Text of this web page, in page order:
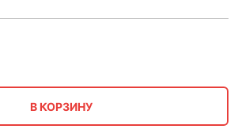
В КОРЗИНУ